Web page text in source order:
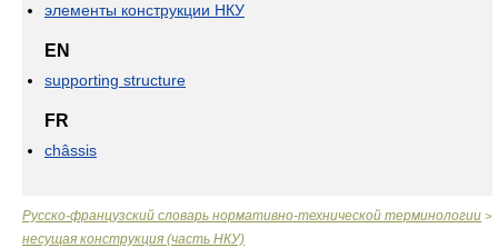
элементы конструкции НКУ
EN
supporting structure
FR
châssis
Русско-французский словарь нормативно-технической терминологии >
несущая конструкция (часть НКУ)